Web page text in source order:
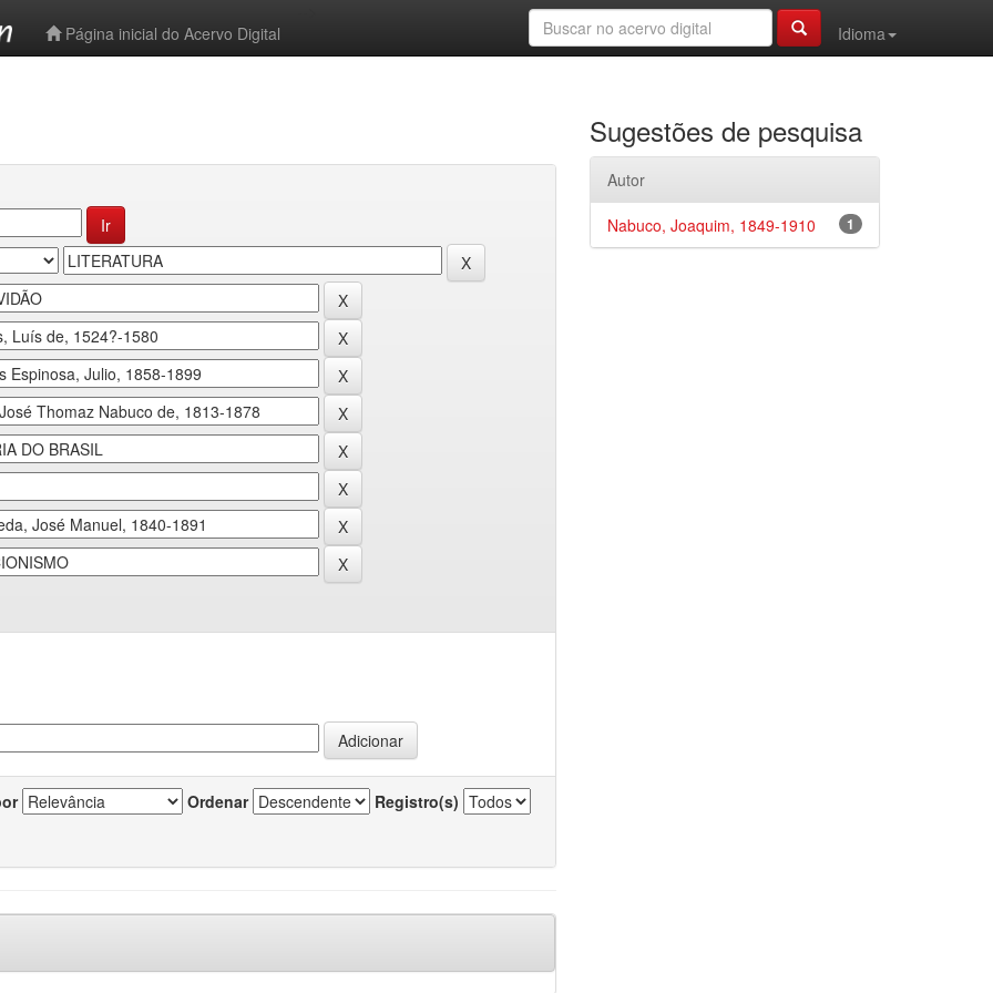
Página inicial do Acervo Digital
Idioma
Ordenar Registro(s)
Sugestões de pesquisa
Autor
1
Nabuco, Joaquim, 1849-1910